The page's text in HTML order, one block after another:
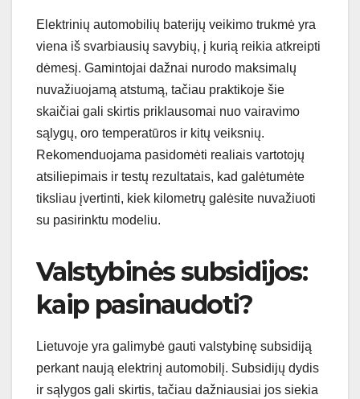
Elektrinių automobilių baterijų veikimo trukmė yra
viena iš svarbiausių savybių, į kurią reikia atkreipti
dėmesį. Gamintojai dažnai nurodo maksimalų
nuvažiuojamą atstumą, tačiau praktikoje šie
skaičiai gali skirtis priklausomai nuo vairavimo
sąlygų, oro temperatūros ir kitų veiksnių.
Rekomenduojama pasidomėti realiais vartotojų
atsiliepimais ir testų rezultatais, kad galėtumėte
tiksliau įvertinti, kiek kilometrų galėsite nuvažiuoti
su pasirinktu modeliu.
Valstybinės subsidijos:
kaip pasinaudoti?
Lietuvoje yra galimybė gauti valstybinę subsidiją
perkant naują elektrinį automobilį. Subsidijų dydis
ir sąlygos gali skirtis, tačiau dažniausiai jos siekia